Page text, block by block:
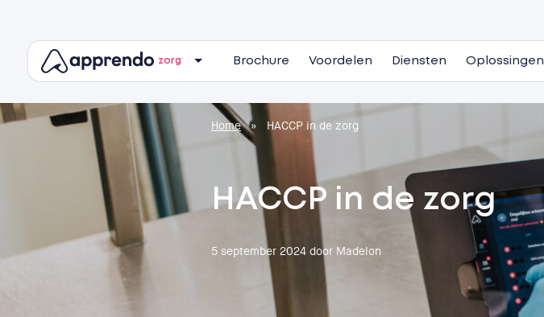
zorg Brochure Voordelen Diensten Oplossingen
Home » HACCP in de zorg
HACCP in de zorg
5 september 2024 door Madelon